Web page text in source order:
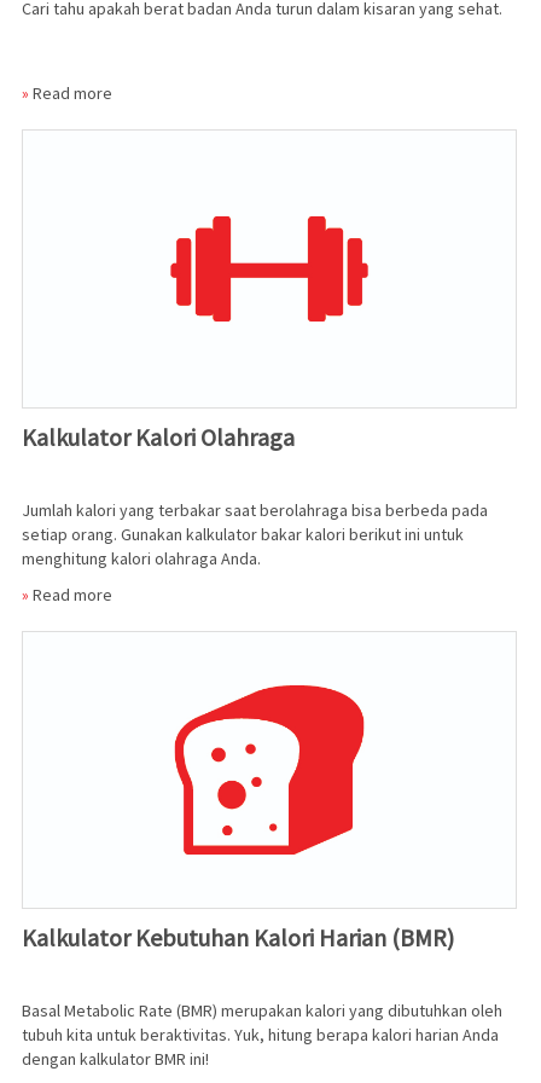
Cari tahu apakah berat badan Anda turun dalam kisaran yang sehat.
» Read more
Kalkulator Kalori Olahraga
Jumlah kalori yang terbakar saat berolahraga bisa berbeda pada
setiap orang. Gunakan kalkulator bakar kalori berikut ini untuk
menghitung kalori olahraga Anda.
» Read more
Kalkulator Kebutuhan Kalori Harian (BMR)
Basal Metabolic Rate (BMR) merupakan kalori yang dibutuhkan oleh
tubuh kita untuk beraktivitas. Yuk, hitung berapa kalori harian Anda
dengan kalkulator BMR ini!